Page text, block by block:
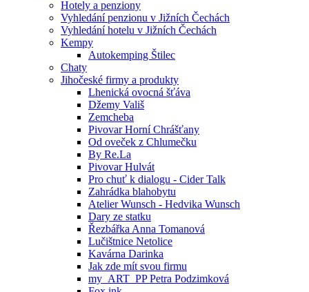
Hotely a penziony
Vyhledání penzionu v Jižních Čechách
Vyhledání hotelu v Jižních Čechách
Kempy
Autokemping Štilec
Chaty
Jihočeské firmy a produkty
Lhenická ovocná šťáva
Džemy Vališ
Zemcheba
Pivovar Horní Chrášťany
Od oveček z Chlumečku
By Re.La
Pivovar Hulvát
Pro chuť k dialogu - Cider Talk
Zahrádka blahobytu
Atelier Wunsch - Hedvika Wunsch
Dary ze statku
Řezbářka Anna Tomanová
Lučištnice Netolice
Kavárna Darinka
Jak zde mít svou firmu
my_ART_PP Petra Podzimková